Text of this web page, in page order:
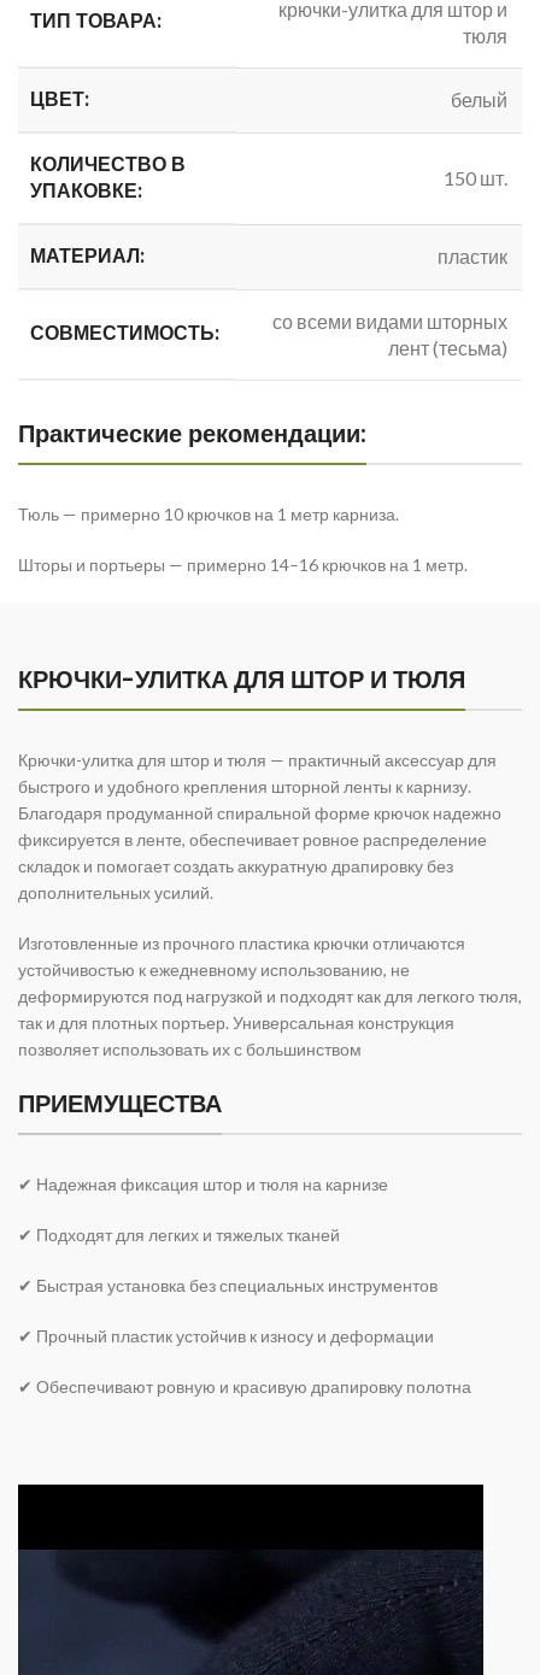
ТИП ТОВАРА:
крючки-улитка для штор и
тюля
ЦВЕТ: белый
КОЛИЧЕСТВО В
УПАКОВКЕ:
150 шт.
МАТЕРИАЛ: пластик
СОВМЕСТИМОСТЬ:
со всеми видами шторных
лент (тесьма)
Практические рекомендации:
Тюль — примерно 10 крючков на 1 метр карниза.
Шторы и портьеры — примерно 14–16 крючков на 1 метр.
КРЮЧКИ-УЛИТКА ДЛЯ ШТОР И ТЮЛЯ
Крючки-улитка для штор и тюля — практичный аксессуар для
быстрого и удобного крепления шторной ленты к карнизу.
Благодаря продуманной спиральной форме крючок надежно
фиксируется в ленте, обеспечивает ровное распределение
складок и помогает создать аккуратную драпировку без
дополнительных усилий.
Изготовленные из прочного пластика крючки отличаются
устойчивостью к ежедневному использованию, не
деформируются под нагрузкой и подходят как для легкого тюля,
так и для плотных портьер. Универсальная конструкция
позволяет использовать их с большинством
ПРИЕМУЩЕСТВА
✔ Надежная фиксация штор и тюля на карнизе
✔ Подходят для легких и тяжелых тканей
✔ Быстрая установка без специальных инструментов
✔ Прочный пластик устойчив к износу и деформации
✔ Обеспечивают ровную и красивую драпировку полотна